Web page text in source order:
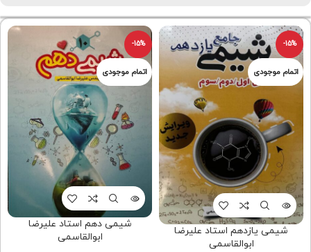
-15%
شیمی یازدهم استاد علیرضا
ابوالقاسمی
-15%
شیمی دهم استاد علیرضا
ابوالقاسمی